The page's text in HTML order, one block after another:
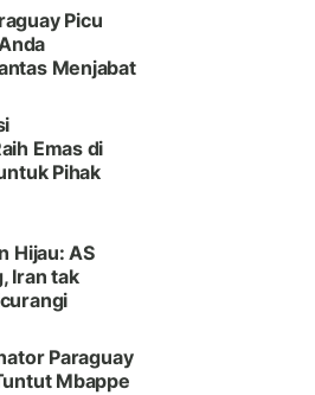
Picu
Menjabat
Emas di
Pihak
Hijau: AS
Iran tak
Paraguay
Mbappe